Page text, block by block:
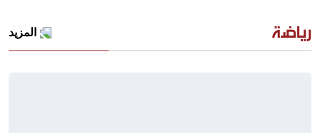
رياضة المزيد